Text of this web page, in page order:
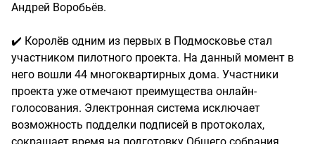
Андрей Воробьёв.
✔️ Королёв одним из первых в Подмосковье стал
участником пилотного проекта. На данный момент в
него вошли 44 многоквартирных дома. Участники
проекта уже отмечают преимущества онлайн-
голосования. Электронная система исключает
возможность подделки подписей в протоколах,